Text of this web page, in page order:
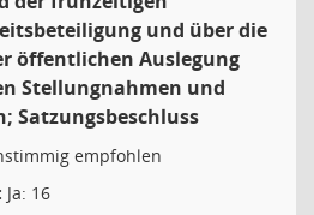
und über die
öffentlichen Auslegung
Stellungnahmen und
Satzungsbeschluss
empfohlen
Ja: 16